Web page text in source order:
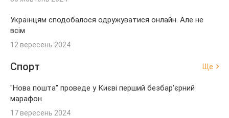
Українцям сподобалося одружуватися онлайн. Але не
всім
12 вересень 2024
Спорт Ще
"Нова пошта" проведе у Києві перший безбар'єрний
марафон
17 вересень 2024